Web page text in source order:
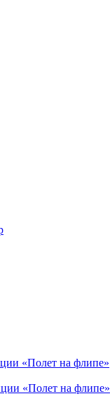
«Полет на флипе»
«Полет на флипе»